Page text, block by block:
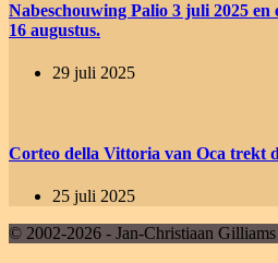
Nabeschouwing Palio 3 juli 2025 en
16 augustus.
29 juli 2025
Corteo della Vittoria van Oca trekt
25 juli 2025
© 2002-2026 - Jan-Christiaan Gilliams